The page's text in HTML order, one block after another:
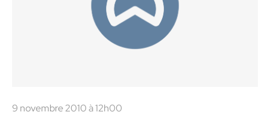
9 novembre 2010 à 12h00